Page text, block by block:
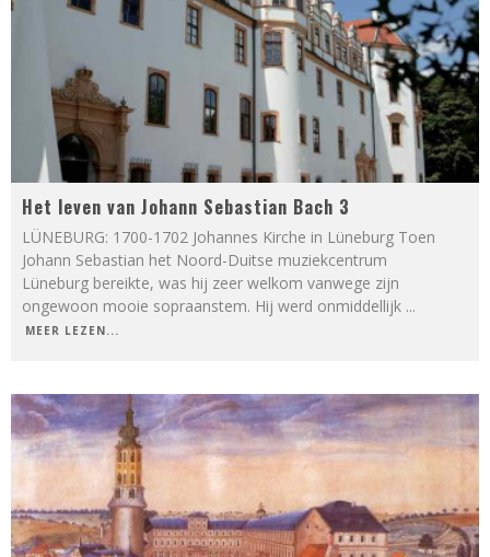
Het leven van Johann Sebastian Bach 3
LÜNEBURG: 1700-1702 Johannes Kirche in Lüneburg Toen
Johann Sebastian het Noord-Duitse muziekcentrum
Lüneburg bereikte, was hij zeer welkom vanwege zijn
ongewoon mooie sopraanstem. Hij werd onmiddellijk ...
MEER LEZEN...